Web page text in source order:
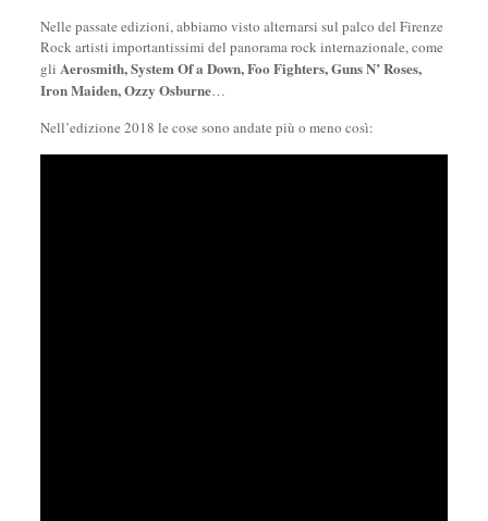
Nelle passate edizioni, abbiamo visto alternarsi sul palco del Firenze
Rock artisti importantissimi del panorama rock internazionale, come
gli Aerosmith, System Of a Down, Foo Fighters, Guns N’ Roses,
Iron Maiden, Ozzy Osburne…
Nell’edizione 2018 le cose sono andate più o meno così: